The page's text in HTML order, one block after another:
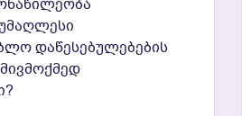
დაწესებულებების